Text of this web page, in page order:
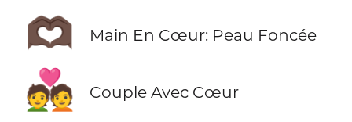
🫶🏿 Main En Cœur: Peau Foncée
💑 Couple Avec Cœur